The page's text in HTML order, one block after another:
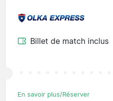
Billet de match inclus
En savoir plus/Réserver